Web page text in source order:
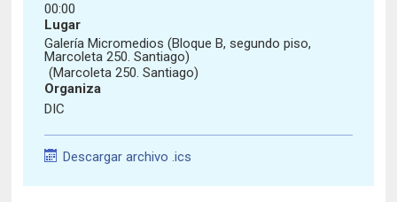
Geografía
Urbanismo
Historia y Patrimonio
Estudiantes
Académicos
Funcionarios
00:00
Lugar
Galería Micromedios (Bloque B, segundo piso,
Marcoleta 250. Santiago)
(Marcoleta 250. Santiago)
Organiza
DIC
Descargar archivo .ics